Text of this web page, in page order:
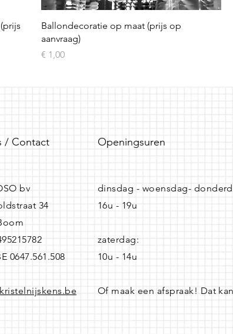
Snel overzicht
Ballondecoratie op maat (prijs op
aanvraag)
Prijs
€ 1,00
/ Contact Openingsuren
bv
34
0647.561.508
dinsdag - woensdag-
16u - 19u
zaterdag:
10u - 14u
Of maak een afspraak! Dat